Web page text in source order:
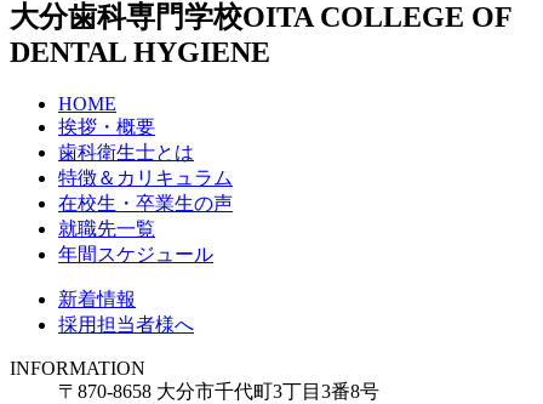
大分歯科専門学校OITA COLLEGE OF
DENTAL HYGIENE
HOME
挨拶・概要
歯科衛生士とは
特徴＆カリキュラム
在校生・卒業生の声
就職先一覧
年間スケジュール
新着情報
採用担当者様へ
INFORMATION
〒870-8658 大分市千代町3丁目3番8号